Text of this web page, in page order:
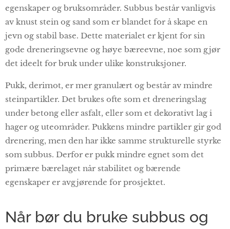
egenskaper og bruksområder. Subbus består vanligvis
av knust stein og sand som er blandet for å skape en
jevn og stabil base. Dette materialet er kjent for sin
gode dreneringsevne og høye bæreevne, noe som gjør
det ideelt for bruk under ulike konstruksjoner.
Pukk, derimot, er mer granulært og består av mindre
steinpartikler. Det brukes ofte som et dreneringslag
under betong eller asfalt, eller som et dekorativt lag i
hager og uteområder. Pukkens mindre partikler gir god
drenering, men den har ikke samme strukturelle styrke
som subbus. Derfor er pukk mindre egnet som det
primære bærelaget når stabilitet og bærende
egenskaper er avgjørende for prosjektet.
Når bør du bruke subbus og